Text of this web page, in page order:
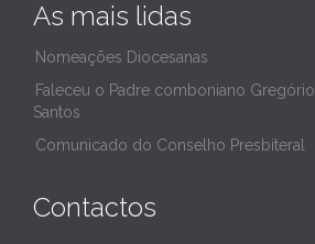
As mais lidas
Nomeações Diocesanas
Faleceu o Padre comboniano
Santos
Comunicado do Conselho Presbiteral
Contactos